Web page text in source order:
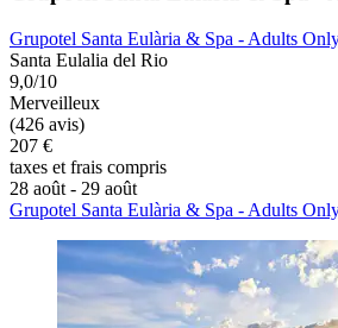
Grupotel Santa Eulària & Spa - Adults
Santa Eulalia del Rio
9,0/10
Merveilleux
(426 avis)
207 €
taxes et frais compris
28 août - 29 août
Grupotel Santa Eulària & Spa - Adults